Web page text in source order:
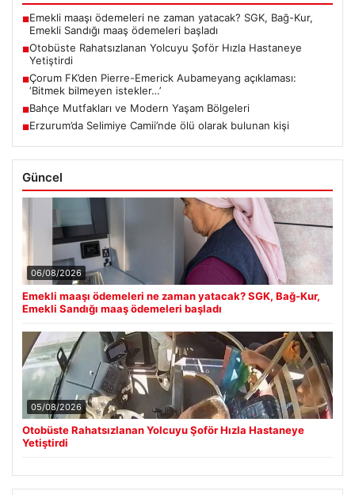
■Emekli maaşı ödemeleri ne zaman yatacak? SGK, Bağ-Kur,
Emekli Sandığı maaş ödemeleri başladı
■Otobüste Rahatsızlanan Yolcuyu Şoför Hızla Hastaneye
Yetiştirdi
■Çorum FK’den Pierre-Emerick Aubameyang açıklaması:
‘Bitmek bilmeyen istekler…’
■Bahçe Mutfakları ve Modern Yaşam Bölgeleri
■Erzurum’da Selimiye Camii’nde ölü olarak bulunan kişi
Güncel
06/08/2026
Emekli maaşı ödemeleri ne zaman yatacak? SGK, Bağ-Kur,
Emekli Sandığı maaş ödemeleri başladı
05/08/2026
Otobüste Rahatsızlanan Yolcuyu Şoför Hızla Hastaneye
Yetiştirdi